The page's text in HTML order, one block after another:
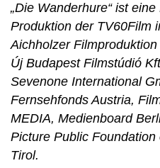
„Die Wanderhure“ ist
Produktion der TV60Film
Aichholzer
Új Budapest Filmstúdió
Sevenone International
Fernsehfonds Austria,
MEDIA, Medienboard
Picture Public
Tirol.